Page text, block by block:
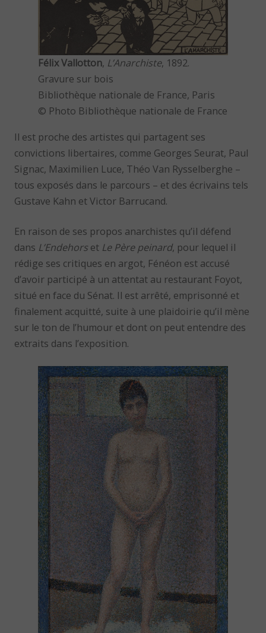
Félix Vallotton, L’Anarchiste, 1892.
Gravure sur bois
Bibliothèque nationale de France, Paris
© Photo Bibliothèque nationale de France
Il est proche des artistes qui partagent ses
convictions libertaires, comme Georges Seurat, Paul
Signac, Maximilien Luce, Théo Van Rysselberghe –
tous exposés dans le parcours – et des écrivains tels
Gustave Kahn et Victor Barrucand.
En raison de ses propos anarchistes qu’il défend
dans L’Endehors et Le Père peinard, pour lequel il
rédige ses critiques en argot, Fénéon est accusé
d’avoir participé à un attentat au restaurant Foyot,
situé en face du Sénat. Il est arrêté, emprisonné et
finalement acquitté, suite à une plaidoirie qu’il mène
sur le ton de l’humour et dont on peut entendre des
extraits dans l’exposition.